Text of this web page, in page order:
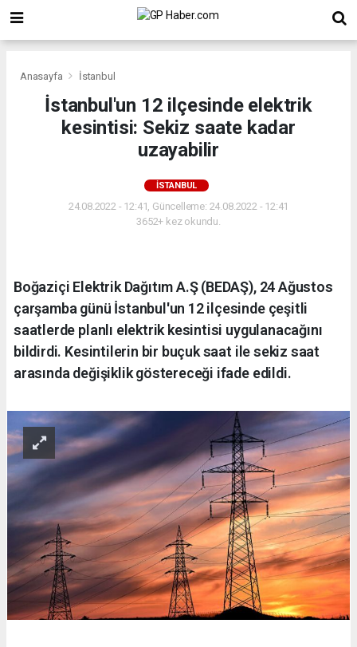
Anasayfa İstanbul
İstanbul'un 12 ilçesinde elektrik
kesintisi: Sekiz saate kadar
uzayabilir
İSTANBUL
24.08.2022 - 12:41, Güncelleme: 24.08.2022 - 12:41
3652+ kez okundu.
Boğaziçi Elektrik Dağıtım A.Ş (BEDAŞ), 24 Ağustos
çarşamba günü İstanbul'un 12 ilçesinde çeşitli
saatlerde planlı elektrik kesintisi uygulanacağını
bildirdi. Kesintilerin bir buçuk saat ile sekiz saat
arasında değişiklik göstereceği ifade edildi.